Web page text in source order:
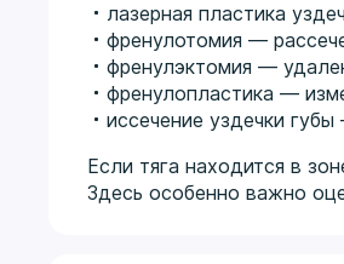
лазерная пластика
френулотомия —
френулэктомия —
френулопластика —
иссечение уздечки
Если тяга находится в
Здесь особенно важно